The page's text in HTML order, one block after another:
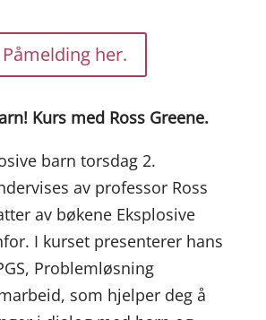
Påmelding her.
Kurs med Ross Greene.
barn torsdag 2.
av professor Ross
av bøkene Eksplosive
I kurset presenterer hans
Problemløsning
som hjelper deg å